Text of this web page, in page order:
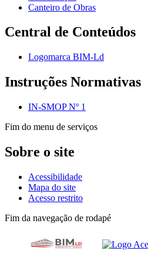
Canteiro de Obras
Central de Conteúdos
Logomarca BIM-Ld
Instruções Normativas
IN-SMOP Nº 1
Fim do menu de serviços
Sobre o site
Acessibilidade
Mapa do site
Acesso restrito
Fim da navegação de rodapé